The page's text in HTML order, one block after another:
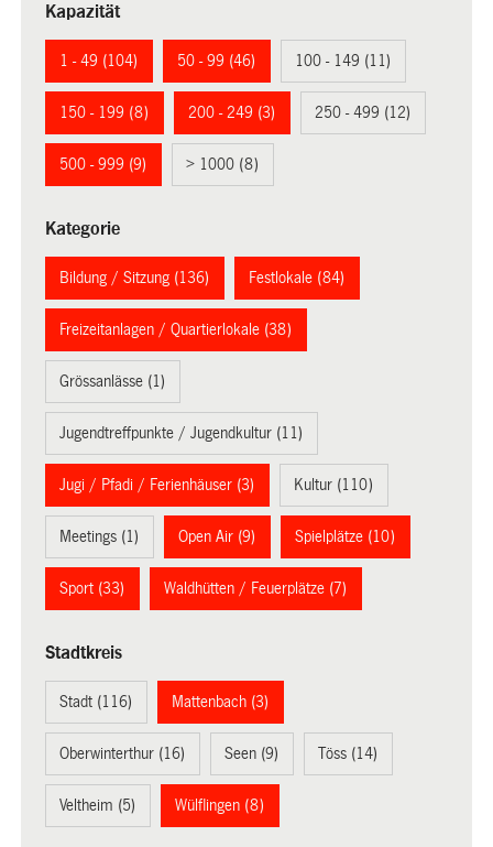
Kapazität
1 - 49 (104) 50 - 99 (46) 100 - 149 (11)
150 - 199 (8) 200 - 249 (3) 250 - 499 (12)
500 - 999 (9) > 1000 (8)
Kategorie
Bildung / Sitzung (136) Festlokale (84)
Freizeitanlagen / Quartierlokale (38)
Grössanlässe (1)
Jugendtreffpunkte / Jugendkultur (11)
Jugi / Pfadi / Ferienhäuser (3) Kultur (110)
Meetings (1) Open Air (9) Spielplätze (10)
Sport (33) Waldhütten / Feuerplätze (7)
Stadtkreis
Stadt (116) Mattenbach (3)
Oberwinterthur (16) Seen (9) Töss (14)
Veltheim (5) Wülflingen (8)